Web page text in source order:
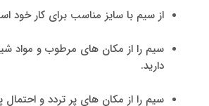
از سیم با سایز مناسب برای کار خود
سیم را از مکان های مرطوب و مواد
دارید.
سیم را از مکان های پر تردد و احتمال